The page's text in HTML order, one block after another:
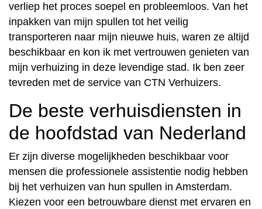
verliep het proces soepel en probleemloos. Van het
inpakken van mijn spullen tot het veilig
transporteren naar mijn nieuwe huis, waren ze altijd
beschikbaar en kon ik met vertrouwen genieten van
mijn verhuizing in deze levendige stad. Ik ben zeer
tevreden met de service van CTN Verhuizers.
De beste verhuisdiensten in
de hoofdstad van Nederland
Er zijn diverse mogelijkheden beschikbaar voor
mensen die professionele assistentie nodig hebben
bij het verhuizen van hun spullen in Amsterdam.
Kiezen voor een betrouwbare dienst met ervaren en